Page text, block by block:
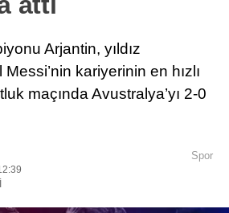
Arjantin, yıldız
kariyerinin en hızlı
maçında Avustralya’yı 2-0
Spor